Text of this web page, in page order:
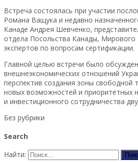
Встреча состоялась при участии
Романа Ващука и недавно
Канаде Андрея Шевченко,
отдела Посольства Канады, Мирового
экспертов по вопросам сертификации.
Главной целью встречи было
внешнеэкономических отношений
перспектив создания зоны свободной
новых возможностей и приоритетных
и инвестиционного сотрудничества
Без рубрики
Search
Найти: